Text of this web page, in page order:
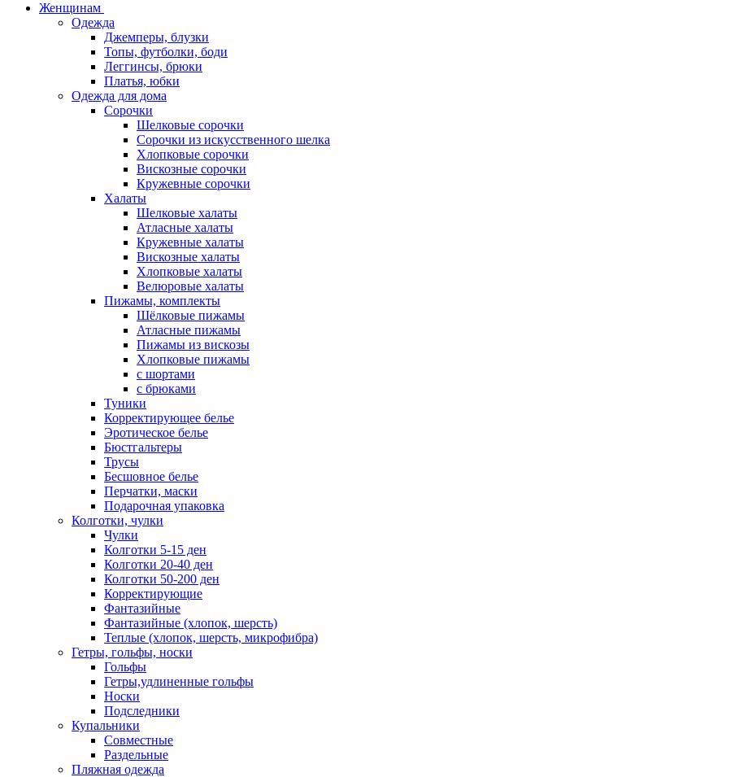
Женщинам
Одежда
Джемперы, блузки
Топы, футболки, боди
Леггинсы, брюки
Платья, юбки
Одежда для дома
Сорочки
Шелковые сорочки
Сорочки из искусственного шелка
Хлопковые сорочки
Вискозные сорочки
Кружевные сорочки
Халаты
Шелковые халаты
Атласные халаты
Кружевные халаты
Вискозные халаты
Хлопковые халаты
Велюровые халаты
Пижамы, комплекты
Шёлковые пижамы
Атласные пижамы
Пижамы из вискозы
Хлопковые пижамы
с шортами
с брюками
Туники
Корректирующее белье
Эротическое белье
Бюстгальтеры
Трусы
Бесшовное белье
Перчатки, маски
Подарочная упаковка
Колготки, чулки
Чулки
Колготки 5-15 ден
Колготки 20-40 ден
Колготки 50-200 ден
Корректирующие
Фантазийные
Фантазийные (хлопок, шерсть)
Теплые (хлопок, шерсть, микрофибра)
Гетры, гольфы, носки
Гольфы
Гетры,удлиненные гольфы
Носки
Подследники
Купальники
Совместные
Раздельные
Пляжная одежда